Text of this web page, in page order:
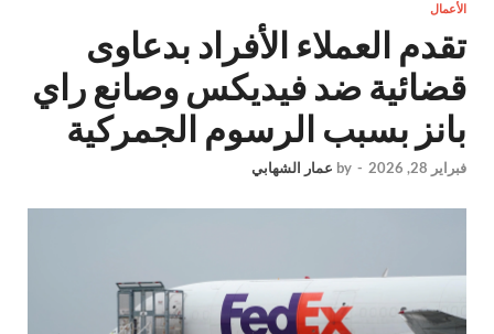
الأعمال
تقدم العملاء الأفراد بدعاوى
قضائية ضد فيديكس وصانع راي
بانز بسبب الرسوم الجمركية
فبراير 28, 2026 -
by عمار الشهابي